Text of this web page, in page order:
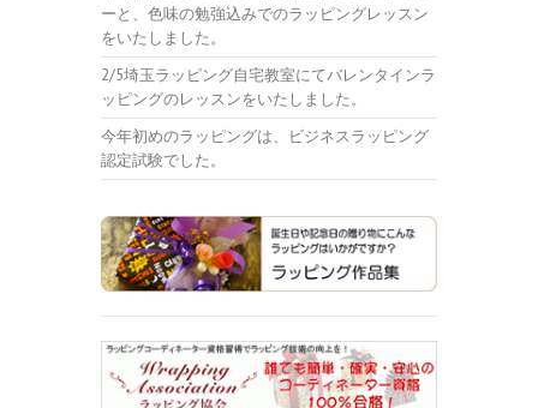
ーと、色味の勉強込みでのラッピングレッスン
をいたしました。
2/5埼玉ラッピング自宅教室にてバレンタインラ
ッピングのレッスンをいたしました。
今年初めのラッピングは、ビジネスラッピング
認定試験でした。